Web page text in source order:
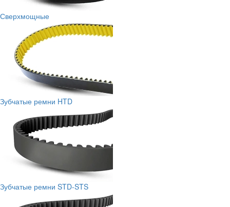
Сверхмощные
Зубчатые ремни HTD
Зубчатые ремни STD-STS